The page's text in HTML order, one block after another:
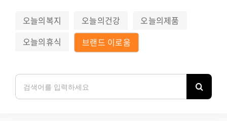
오늘의복지 오늘의건강
오늘의제품
오늘의휴식
브랜드 이로움
검
색: